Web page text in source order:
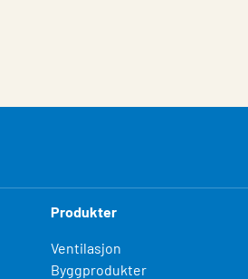
Produkter
Ventilasjon
Byggprodukter